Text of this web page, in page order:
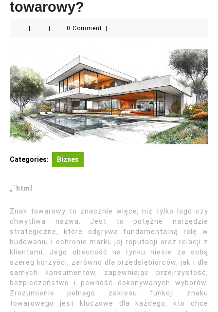
towarowy?
0 Comment
Categories: Biznes
„`html
Znak towarowy to znacznie więcej niż tylko logo czy
chwytliwa nazwa. Jest to potężne narzędzie
strategiczne, które odgrywa fundamentalną rolę w
budowaniu i ochronie marki, jej reputacji oraz relacji z
klientami. Jego obecność na rynku niesie ze sobą
szereg korzyści, zarówno dla przedsiębiorców, jak i dla
samych konsumentów, zapewniając przejrzystość,
bezpieczeństwo i pewność dokonywanych wyborów.
Zrozumienie pełnego zakresu funkcji znaku
towarowego jest kluczowe dla każdego, kto chce